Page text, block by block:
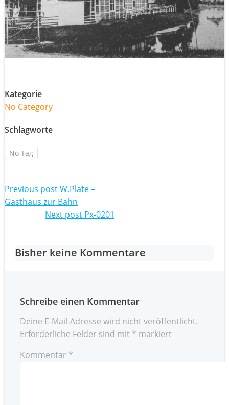
Kategorie
No Category
Schlagworte
No Tag
Post
navigation
Previous postW.Plate –
Gasthaus zur Bahn
Post
navigation
Next post Px-0201
Bisher keine Kommentare
Schreibe einen Kommentar
Deine E-Mail-Adresse wird nicht veröffentlicht.
Erforderliche Felder sind mit * markiert
Kommentar *